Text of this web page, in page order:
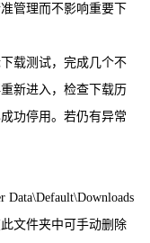
管理而不影响重要下
载测试，完成几个不
新进入，检查下载历
功停用。若仍有异常
Data\Default\Downloads
文件夹中可手动删除